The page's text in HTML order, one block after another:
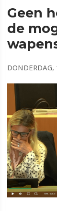
Geen
de